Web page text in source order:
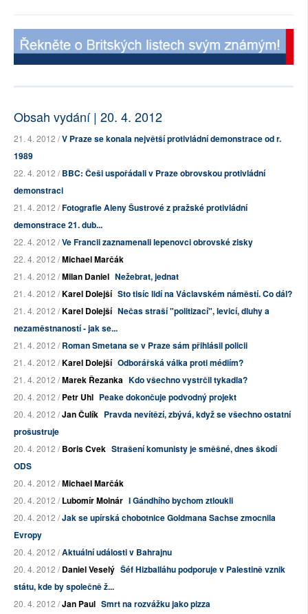
Obsah vydání | 20. 4. 2012
21. 4. 2012 /V Praze se konala největší protivládní demonstrace od r.
1989
22. 4. 2012 /BBC: Češi uspořádali v Praze obrovskou protivládní
demonstraci
21. 4. 2012 /Fotografie Aleny Šustrové z pražské protivládní
demonstrace 21. dub...
22. 4. 2012 /Ve Francii zaznamenali lepenovci obrovské zisky
22. 4. 2012 /Michael Marčák
21. 4. 2012 /Milan Daniel Nežebrat, jednat
21. 4. 2012 /Karel Dolejší Sto tisíc lidí na Václavském náměstí. Co dál?
21. 4. 2012 /Karel Dolejší Nečas straší "politizací", levicí, dluhy a
nezaměstnaností - jak se...
21. 4. 2012 /Roman Smetana se v Praze sám přihlásil policii
21. 4. 2012 /Karel Dolejší Odborářská válka proti médiím?
21. 4. 2012 /Marek Řezanka Kdo všechno vystrčil tykadla?
20. 4. 2012 /Petr Uhl Peake dokončuje podvodný projekt
20. 4. 2012 /Jan Čulík Pravda nevítězí, zbývá, když se všechno ostatní
prošustruje
20. 4. 2012 /Boris Cvek Strašení komunisty je směšné, dnes škodí
ODS
20. 4. 2012 /Michael Marčák
20. 4. 2012 /Lubomír Molnár I Gándhího bychom ztloukli
20. 4. 2012 /Jak se upírská chobotnice Goldmana Sachse zmocnila
Evropy
20. 4. 2012 /Aktuální události v Bahrajnu
20. 4. 2012 /Daniel Veselý Šéf Hizballáhu podporuje v Palestině vznik
státu, kde by společně ž...
20. 4. 2012 /Jan Paul Smrt na rozvážku jako pizza